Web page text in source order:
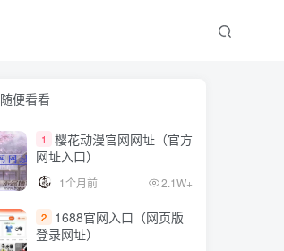
随便看看
1
樱花动漫官网网址（官方
网址入口）
1个月前 2.1W+
2
1688官网入口（网页版
登录网址）